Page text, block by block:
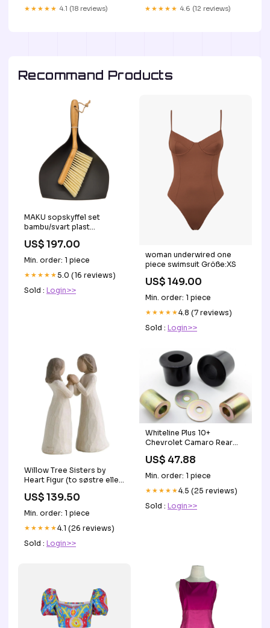
Artykuły szkolne i
★★★★★ 4.1 (18 reviews) ★★★★★ 4.6 (12 reviews)
Recommand Products
MAKU sopskyffel set
bambu/svart plast
US$ 197.00
Min. order: 1 piece
★★★★★5.0 (16 reviews)
Sold : Login>>
woman underwired one
piece swimsuit Größe:XS
US$ 149.00
Min. order: 1 piece
★★★★★4.8 (7 reviews)
Sold : Login>>
Willow Tree Sisters by
Heart Figur (to søstre eller
US$ 139.50
Min. order: 1 piece
★★★★★4.1 (26 reviews)
Sold : Login>>
Whiteline Plus 10+
Chevrolet Camaro Rear
Bushing Kit fits_2000-
2006`Audi`TT`Base~2002`Audi`TT
Quattro`ALMS
Edition~2000-
Quattro`Base~2006`Audi`TT
US$ 47.88
Min. order: 1 piece
★★★★★4.5 (25 reviews)
Sold : Login>>